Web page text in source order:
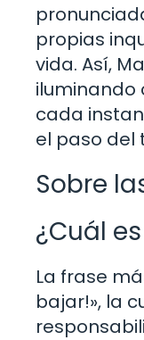
propias
vida. Así,
iluminando
cada
el paso del
Sobre
¿Cuál
La frase
bajar!», la